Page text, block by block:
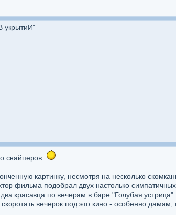
укрытиИ"
снайперов.
картинку, несмотря на несколько
фильма подобрал двух настолько
красавца по вечерам в баре "Голубая устрица".
вечерок под это кино - особенно